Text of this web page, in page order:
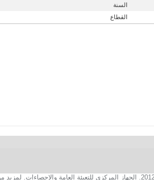
السنة
القطاع